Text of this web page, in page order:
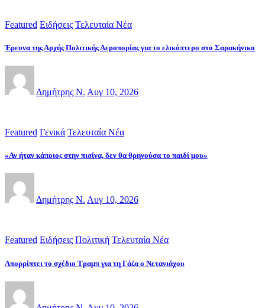
Featured Ειδήσεις Τελευταία Νέα
Έρευνα της Αρχής Πολιτικής Αεροπορίας για το ελικόπτερο στο Σαρακήνικο
Δημήτρης Ν. Αυγ 10, 2026
Featured Γενικά Τελευταία Νέα
«Αν ήταν κάποιος στην πισίνα, δεν θα θρηνούσα το παιδί μου»
Δημήτρης Ν. Αυγ 10, 2026
Featured Ειδήσεις Πολιτική Τελευταία Νέα
Απορρίπτει το σχέδιο Τραμπ για τη Γάζα ο Νετανιάχου